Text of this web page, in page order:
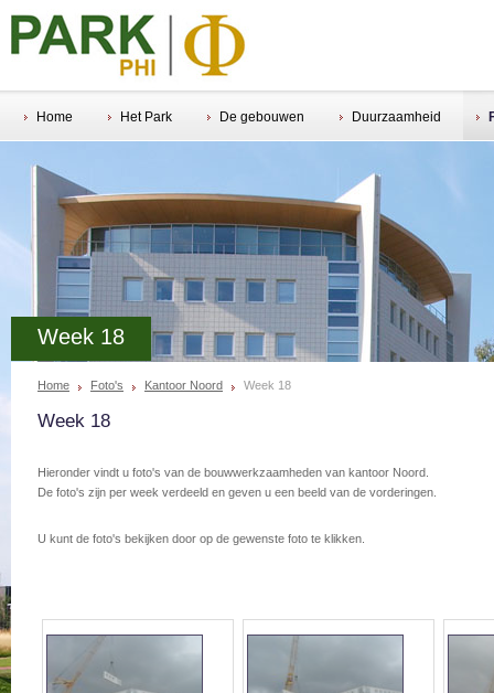
Home Het Park De gebouwen Duurzaamheid
Week 18
Home Foto's Kantoor Noord Week 18
Week 18
Hieronder vindt u foto's van de bouwwerkzaamheden van kantoor Noord.
De foto's zijn per week verdeeld en geven u een beeld van de vorderingen.
U kunt de foto's bekijken door op de gewenste foto te klikken.